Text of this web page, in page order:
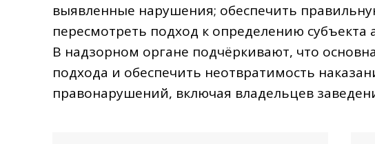
выявленные нарушения; обеспечить
пересмотреть подход к определению субъекта
В надзорном органе подчёркивают, что
подхода и обеспечить неотвратимость
правонарушений, включая владельцев